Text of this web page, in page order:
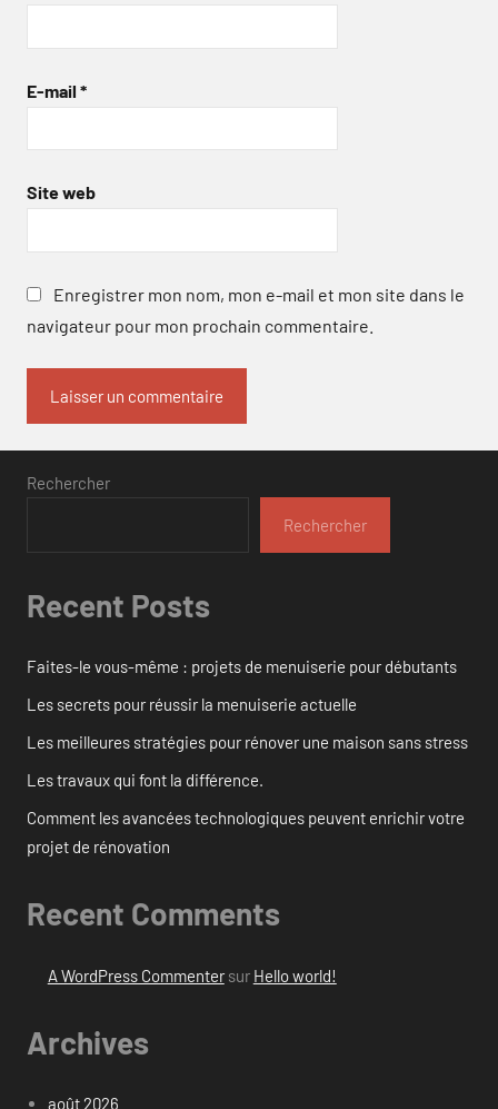
E-mail *
Site web
Enregistrer mon nom, mon e-mail et mon site dans le
navigateur pour mon prochain commentaire.
Rechercher
Rechercher
Recent Posts
Faites-le vous-même : projets de menuiserie pour débutants
Les secrets pour réussir la menuiserie actuelle
Les meilleures stratégies pour rénover une maison sans stress
Les travaux qui font la différence.
Comment les avancées technologiques peuvent enrichir votre
projet de rénovation
Recent Comments
A WordPress Commentersur Hello world!
Archives
août 2026